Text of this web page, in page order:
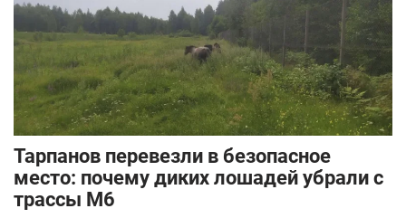
Тарпанов перевезли в безопасное
место: почему диких лошадей убрали с
трассы М6